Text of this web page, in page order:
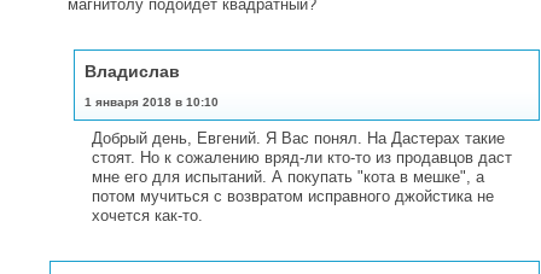
магнитолу подойдет квадратный?
Владислав
1 января 2018 в 10:10
Добрый день, Евгений. Я Вас понял. На Дастерах такие
стоят. Но к сожалению вряд-ли кто-то из продавцов даст
мне его для испытаний. А покупать "кота в мешке", а
потом мучиться с возвратом исправного джойстика не
хочется как-то.